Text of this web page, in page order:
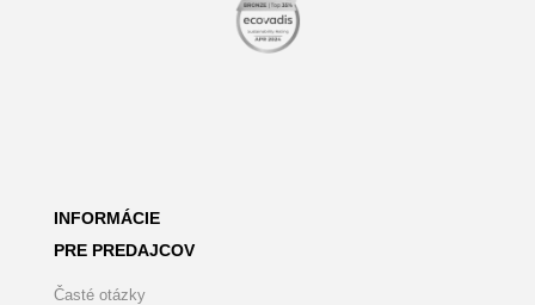
INFORMÁCIE
PRE PREDAJCOV
Časté otázky